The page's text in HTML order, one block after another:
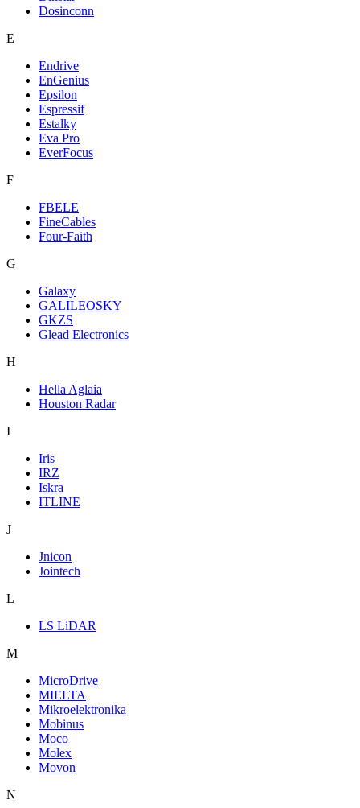
Dosinconn
E
Endrive
EnGenius
Epsilon
Espressif
Estalky
Eva Pro
EverFocus
F
FBELE
FineCables
Four-Faith
G
Galaxy
GALILEOSKY
GKZS
Glead Electronics
H
Hella Aglaia
Houston Radar
I
Iris
IRZ
Iskra
ITLINE
J
Jnicon
Jointech
L
LS LiDAR
M
MicroDrive
MIELTA
Mikroelektronika
Mobinus
Moco
Molex
Movon
N